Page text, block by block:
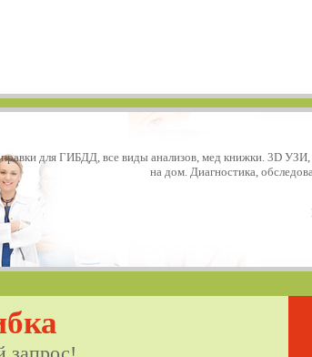
для ГИБДД, все виды анализов, мед книжки. 3D
на дом. Диагностика,